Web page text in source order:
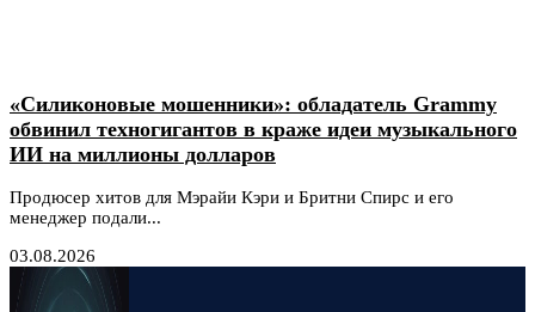
«Силиконовые мошенники»: обладатель Grammy
обвинил техногигантов в краже идеи музыкального
ИИ на миллионы долларов
Продюсер хитов для Мэрайи Кэри и Бритни Спирс и его
менеджер подали...
03.08.2026